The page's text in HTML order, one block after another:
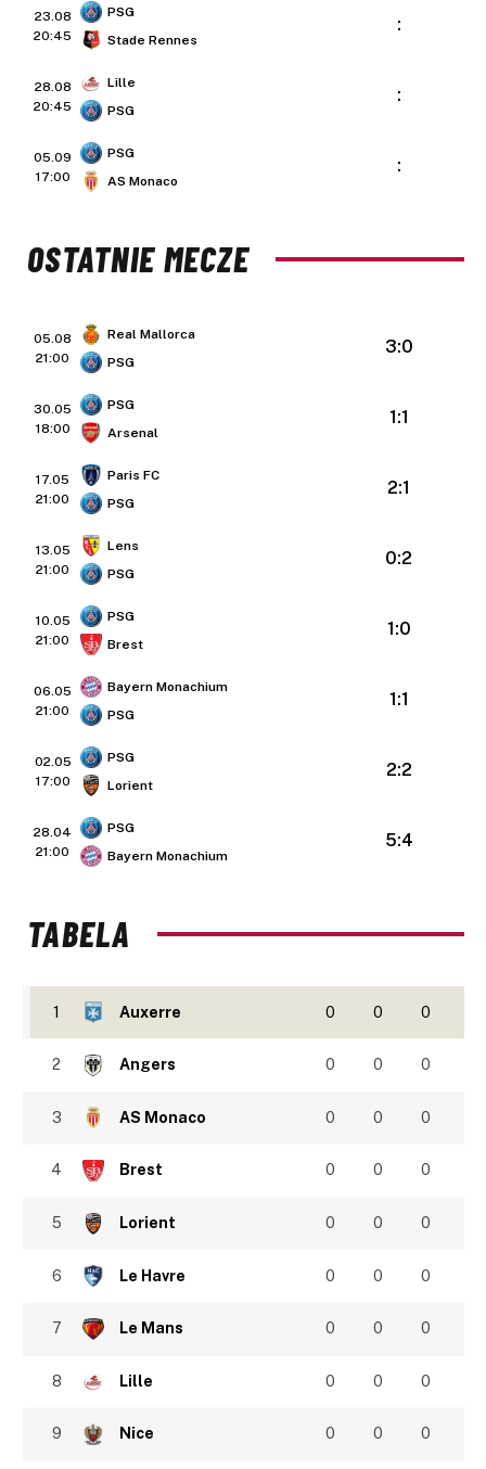
23.08
20:45
PSG
Stade Rennes
:
28.08
20:45
Lille
PSG
:
05.09
17:00
PSG
AS Monaco
:
OSTATNIE MECZE
05.08
21:00
Real Mallorca
PSG
3:0
30.05
18:00
PSG
Arsenal
1:1
17.05
21:00
Paris FC
PSG
2:1
13.05
21:00
Lens
PSG
0:2
10.05
21:00
PSG
Brest
1:0
06.05
21:00
Bayern Monachium
PSG
1:1
02.05
17:00
PSG
Lorient
2:2
28.04
21:00
PSG
Bayern Monachium
5:4
TABELA
1 Auxerre 0 0 0
2 Angers 0 0 0
3 AS Monaco 0 0 0
4 Brest 0 0 0
5 Lorient 0 0 0
6 Le Havre 0 0 0
7 Le Mans 0 0 0
8 Lille 0 0 0
9 Nice 0 0 0